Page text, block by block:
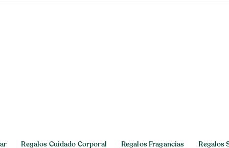
Regalos Cuidado Corporal Regalos Fragancias Regalos